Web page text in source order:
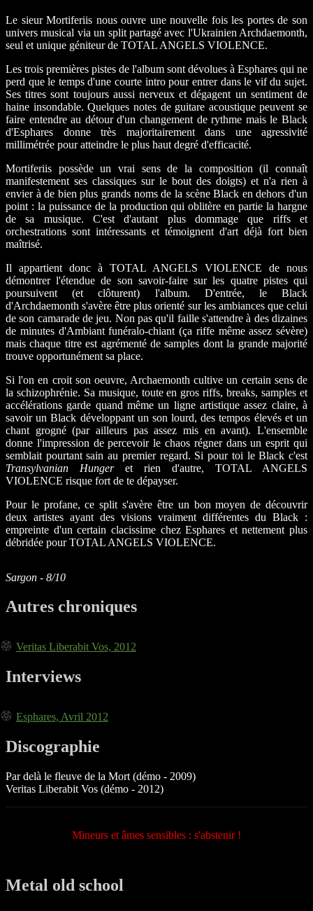
Le sieur Mortiferiis nous ouvre une nouvelle fois les portes de son
univers musical via un split partagé avec l'Ukrainien Archdaemonth,
seul et unique géniteur de TOTAL ANGELS VIOLENCE.
Les trois premières pistes de l'album sont dévolues à Esphares qui ne
perd que le temps d'une courte intro pour entrer dans le vif du sujet.
Ses titres sont toujours aussi nerveux et dégagent un sentiment de
haine insondable. Quelques notes de guitare acoustique peuvent se
faire entendre au détour d'un changement de rythme mais le Black
d'Esphares donne très majoritairement dans une agressivité
millimétrée pour atteindre le plus haut degré d'efficacité.
Mortiferiis possède un vrai sens de la composition (il connaît
manifestement ses classiques sur le bout des doigts) et n'a rien à
envier à de bien plus grands noms de la scène Black en dehors d'un
point : la puissance de la production qui oblitère en partie la hargne
de sa musique. C'est d'autant plus dommage que riffs et
orchestrations sont intéressants et témoignent d'art déjà fort bien
maîtrisé.
Il appartient donc à TOTAL ANGELS VIOLENCE de nous
démontrer l'étendue de son savoir-faire sur les quatre pistes qui
poursuivent (et clôturent) l'album. D'entrée, le Black
d'Archdaemonth s'avère être plus orienté sur les ambiances que celui
de son camarade de jeu. Non pas qu'il faille s'attendre à des dizaines
de minutes d'Ambiant funéralo-chiant (ça riffe même assez sévère)
mais chaque titre est agrémenté de samples dont la grande majorité
trouve opportunément sa place.
Si l'on en croit son oeuvre, Archaemonth cultive un certain sens de
la schizophrénie. Sa musique, toute en gros riffs, breaks, samples et
accélérations garde quand même un ligne artistique assez claire, à
savoir un Black développant un son lourd, des tempos élevés et un
chant grogné (par ailleurs pas assez mis en avant). L'ensemble
donne l'impression de percevoir le chaos régner dans un esprit qui
semblait pourtant sain au premier regard. Si pour toi le Black c'est
Transylvanian Hungeret rien d'autre, TOTAL ANGELS
VIOLENCE risque fort de te dépayser.
Pour le profane, ce split s'avère être un bon moyen de découvrir
deux artistes ayant des visions vraiment différentes du Black :
empreinte d'un certain clacissime chez Esphares et nettement plus
débridée pour TOTAL ANGELS VIOLENCE.
Sargon - 8/10
Autres chroniques
Veritas Liberabit Vos, 2012
Interviews
Esphares, Avril 2012
Discographie
Par delà le fleuve de la Mort (démo - 2009)
Veritas Liberabit Vos (démo - 2012)
Mineurs et âmes sensibles : s'abstenir !
Metal old school